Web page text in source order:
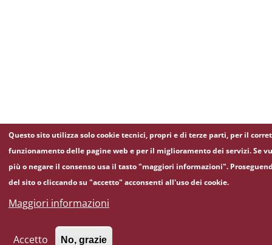
Questo sito utilizza solo cookie tecnici, propri e di terze parti, per il
funzionamento delle pagine web e per il miglioramento dei servizi. Se
più o negare il consenso usa il tasto "maggiori informazioni".
del sito o cliccando su "accetto" acconsenti all'uso dei cookie.
Maggiori informazioni
Accetto No, grazie